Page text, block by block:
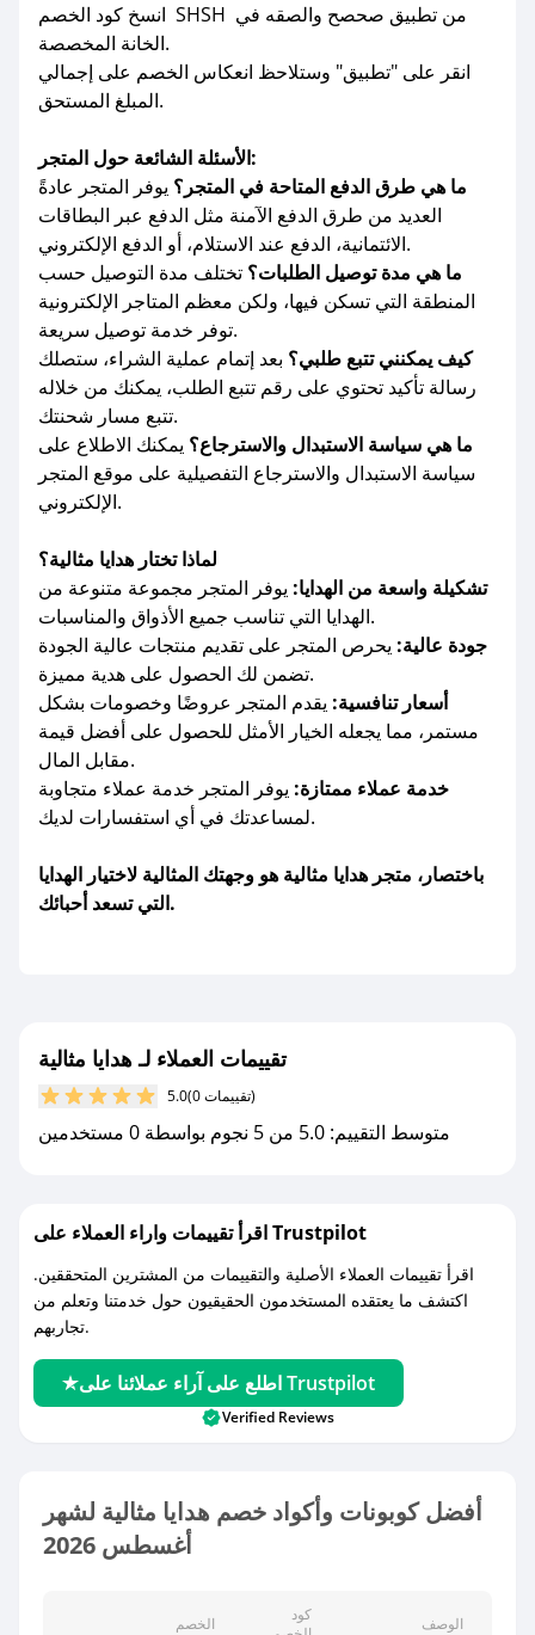
انسخ كود الخصم SHSH من تطبيق صحصح والصقه في
الخانة المخصصة.
انقر على "تطبيق" وستلاحظ انعكاس الخصم على إجمالي
المبلغ المستحق.
الأسئلة الشائعة حول المتجر:
ما هي طرق الدفع المتاحة في المتجر؟ يوفر المتجر عادةً
العديد من طرق الدفع الآمنة مثل الدفع عبر البطاقات
الائتمانية، الدفع عند الاستلام، أو الدفع الإلكتروني.
ما هي مدة توصيل الطلبات؟ تختلف مدة التوصيل حسب
المنطقة التي تسكن فيها، ولكن معظم المتاجر الإلكترونية
توفر خدمة توصيل سريعة.
كيف يمكنني تتبع طلبي؟ بعد إتمام عملية الشراء، ستصلك
رسالة تأكيد تحتوي على رقم تتبع الطلب، يمكنك من خلاله
تتبع مسار شحنتك.
ما هي سياسة الاستبدال والاسترجاع؟ يمكنك الاطلاع على
سياسة الاستبدال والاسترجاع التفصيلية على موقع المتجر
الإلكتروني.
لماذا تختار هدايا مثالية؟
تشكيلة واسعة من الهدايا: يوفر المتجر مجموعة متنوعة من
الهدايا التي تناسب جميع الأذواق والمناسبات.
جودة عالية: يحرص المتجر على تقديم منتجات عالية الجودة
تضمن لك الحصول على هدية مميزة.
أسعار تنافسية: يقدم المتجر عروضًا وخصومات بشكل
مستمر، مما يجعله الخيار الأمثل للحصول على أفضل قيمة
مقابل المال.
خدمة عملاء ممتازة: يوفر المتجر خدمة عملاء متجاوبة
لمساعدتك في أي استفسارات لديك.
باختصار، متجر هدايا مثالية هو وجهتك المثالية لاختيار الهدايا
التي تسعد أحبائك.
تقييمات العملاء لـ هدايا مثالية
5.0 (0 تقييمات)
متوسط التقييم: 5.0 من 5 نجوم بواسطة 0 مستخدمين
اقرأ تقييمات واراء العملاء على Trustpilot
اقرأ تقييمات العملاء الأصلية والتقييمات من المشترين المتحققين.
اكتشف ما يعتقده المستخدمون الحقيقيون حول خدمتنا وتعلم من
تجاربهم.
اطلع على آراء عملائنا على Trustpilot
Verified Reviews
أفضل كوبونات وأكواد خصم هدايا مثالية لشهر
أغسطس 2026
الخصم
كود
الوصف